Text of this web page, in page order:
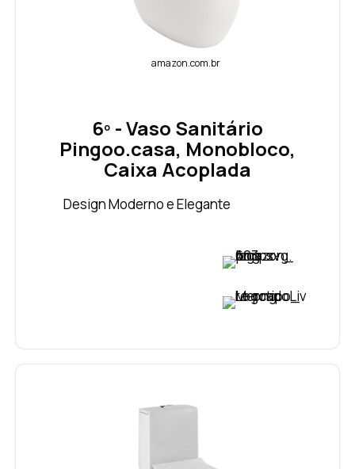
amazon.com.br
6º - Vaso Sanitário
Pingoo.casa, Monobloco,
Caixa Acoplada
Design Moderno e Elegante